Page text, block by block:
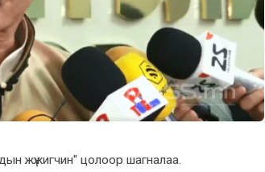
жүжигчин" цолоор шагналаа.